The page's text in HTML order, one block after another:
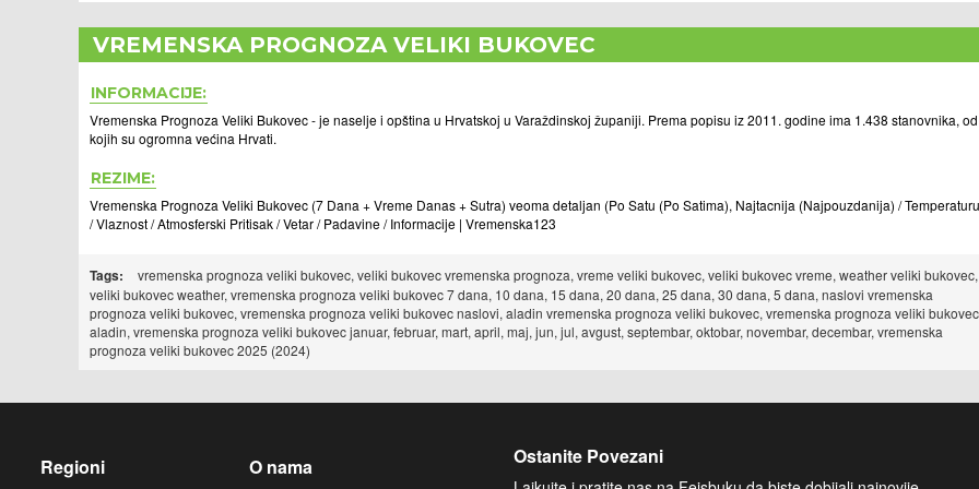
VREMENSKA PROGNOZA VELIKI BUKOVEC
INFORMACIJE:
Vremenska Prognoza Veliki Bukovec - je naselje i opština u Hrvatskoj u Varaždinskoj županiji. Prema popisu iz 2011. godine ima 1.438 stanovnika, od
kojih su ogromna većina Hrvati.
REZIME:
Vremenska Prognoza Veliki Bukovec (7 Dana + Vreme Danas + Sutra) veoma detaljan (Po Satu (Po Satima), Najtacnija (Najpouzdanija) / Temperaturu
/ Vlaznost / Atmosferski Pritisak / Vetar / Padavine / Informacije | Vremenska123
Tags:
vremenska prognoza veliki bukovec, veliki bukovec vremenska prognoza, vreme veliki bukovec, veliki bukovec vreme, weather veliki bukovec,
veliki bukovec weather, vremenska prognoza veliki bukovec 7 dana, 10 dana, 15 dana, 20 dana, 25 dana, 30 dana, 5 dana, naslovi vremenska
prognoza veliki bukovec, vremenska prognoza veliki bukovec naslovi, aladin vremenska prognoza veliki bukovec, vremenska prognoza veliki bukovec
aladin, vremenska prognoza veliki bukovec januar, februar, mart, april, maj, jun, jul, avgust, septembar, oktobar, novembar, decembar, vremenska
prognoza veliki bukovec 2025 (2024)
Regioni O nama Ostanite Povezani